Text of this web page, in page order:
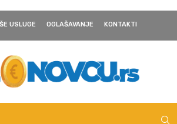
USLUGE OGLAŠAVANJE KONTAKTI